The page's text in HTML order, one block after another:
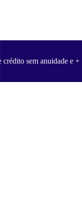
crédito sem anuidade e +